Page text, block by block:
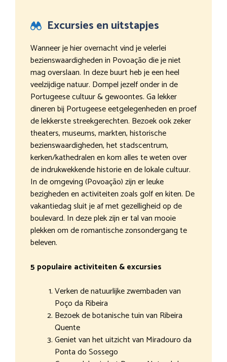
Excursies en uitstapjes
Wanneer je hier overnacht vind je velerlei
bezienswaardigheden in Povoação die je niet
mag overslaan. In deze buurt heb je een heel
veelzijdige natuur. Dompel jezelf onder in de
Portugeese cultuur & gewoontes. Ga lekker
dineren bij Portugeese eetgelegenheden en proef
de lekkerste streekgerechten. Bezoek ook zeker
theaters, museums, markten, historische
bezienswaardigheden, het stadscentrum,
kerken/kathedralen en kom alles te weten over
de indrukwekkende historie en de lokale cultuur.
In de omgeving (Povoação) zijn er leuke
bezigheden en activiteiten zoals golf en kiten. De
vakantiedag sluit je af met gezelligheid op de
boulevard. In deze plek zijn er tal van mooie
plekken om de romantische zonsondergang te
beleven.
5 populaire activiteiten & excursies
Verken de natuurlijke zwembaden van
Poço da Ribeira
Bezoek de botanische tuin van Ribeira
Quente
Geniet van het uitzicht van Miradouro da
Ponta do Sossego